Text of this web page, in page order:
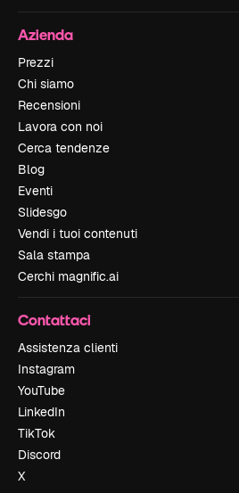
Azienda
Prezzi
Chi siamo
Recensioni
Lavora con noi
Cerca tendenze
Blog
Eventi
Slidesgo
Vendi i tuoi contenuti
Sala stampa
Cerchi magnific.ai
Contattaci
Assistenza clienti
Instagram
YouTube
LinkedIn
TikTok
Discord
X